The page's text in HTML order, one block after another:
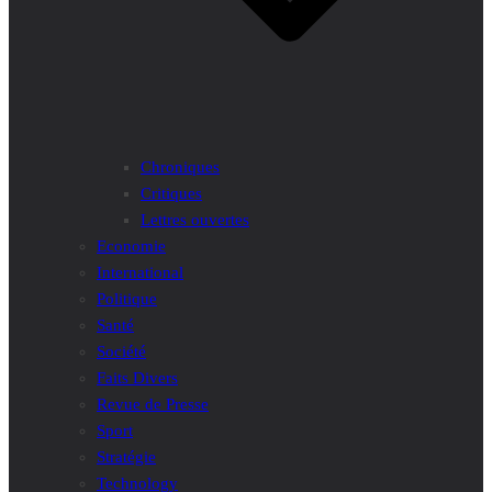
Chroniques
Critiques
Lettres ouvertes
Economie
International
Politique
Santé
Société
Faits Divers
Revue de Presse
Sport
Stratégie
Technology